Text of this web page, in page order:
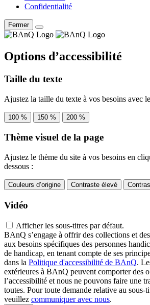
Confidentialité
Fermer
Options d’accessibilité
Taille du texte
Ajustez la taille du texte à vos besoins avec
100 % 150 % 200 %
Thème visuel de la page
Ajustez le thème du site à vos besoins en
dessous :
Couleurs d’origine Contraste élevé
Vidéo
Afficher les sous-titres par défaut.
BAnQ s’engage à offrir des collections et
aux besoins spécifiques des personnes
de handicap, en tenant compte de ses
dans la Politique d'accessibilité de BAnQ.
extérieures à BAnQ peuvent comporter des
l’accessibilité et nous ne pouvons faire une
toutes. Pour toute demande relative au sous-
veuillez communiquer avec nous.